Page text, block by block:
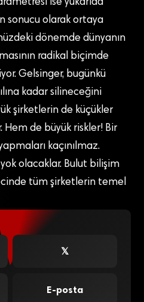
ise yukarıda
sonucu olarak ortaya
dönemde dünyanın
radikal biçimde
Gelsinger, bugünkü
kadar silineceğini
şirketlerin de küçükler
Hem de büyük riskler! Bir
kaçınılmaz.
olacaklar. Bulut bilişim
tüm şirketlerin temel
𝕏
E-posta